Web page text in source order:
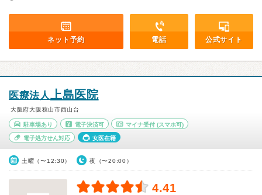
ネット予約 電話 公式サイト
医療法人上島医院
大阪府大阪狭山市西山台
駐車場あり 電子決済可 マイナ受付 (スマホ可)
電子処方せん対応 女医在籍
土曜（〜12:30） 夜（〜20:00）
4.41